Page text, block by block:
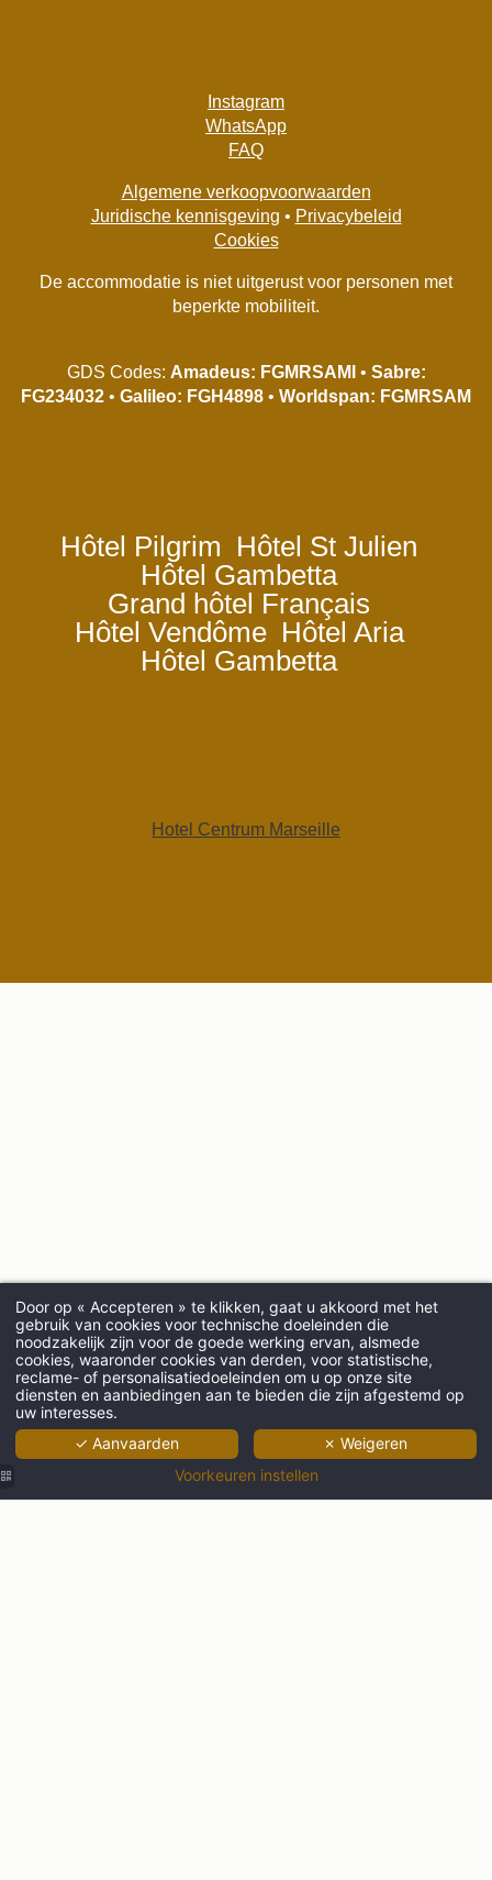
Instagram
WhatsApp
FAQ
Algemene verkoopvoorwaarden
Juridische kennisgeving • Privacybeleid
Cookies
De accommodatie is niet uitgerust voor personen met
beperkte mobiliteit.
GDS Codes: Amadeus: FGMRSAMI • Sabre:
FG234032 • Galileo: FGH4898 • Worldspan: FGMRSAM
Hôtel Pilgrim
Hôtel St Julien
Hôtel Gambetta
Grand hôtel Français
Hôtel Vendôme Hôtel Aria
Hôtel Gambetta
Hotel Centrum Marseille
AANKOMST
VOLWASSENEN
Door op « Accepteren » te klikken, gaat u akkoord met het
gebruik van cookies voor technische doeleinden die
noodzakelijk zijn voor de goede werking ervan, alsmede
cookies, waaronder cookies van derden, voor statistische,
reclame- of personalisatiedoeleinden om u op onze site
diensten en aanbiedingen aan te bieden die zijn afgestemd op
uw interesses.
✓ Aanvaarden
✗ Weigeren
Voorkeuren instellen